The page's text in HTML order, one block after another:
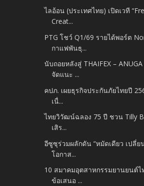
ไลอ้อน (ประเทศไทย) เปิดเวที
Creat...
PTG โชว์ Q1/69 รายได้พอร์ต
กาแฟพันธุ...
นับถอยหลังสู่ THAIFEX –
จัดแนะ ...
คปภ. เผยธุรกิจประกันภัยไทยปี
เนื่...
ไทยวิวัฒน์ฉลอง 75 ปี ชวน Tilly
เสิร...
อีซูซุร่วมผลักดัน “หมัดเดียว เปลี่ย
โอกาส...
10 สมาคมอุตสาหกรรมยานยนต์ไ
ข้อเสนอ ...